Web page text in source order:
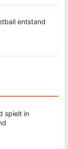
entstand
spielt in